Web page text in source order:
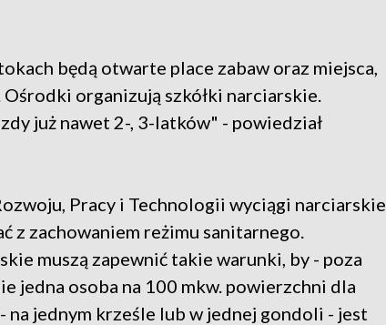
będą otwarte place zabaw oraz miejsca,
organizują szkółki narciarskie.
już nawet 2-, 3-latków" - powiedział
Pracy i Technologii wyciągi narciarskie
z zachowaniem reżimu sanitarnego.
muszą zapewnić takie warunki, by - poza
jedna osoba na 100 mkw. powierzchni dla
jednym krześle lub w jednej gondoli - jest